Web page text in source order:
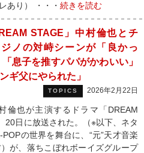
あり） ・・・ 続きを読む
STAGE」中村倫也とチ
ジノの対峙シーンが「良かっ
「息子を推すパパがかわいい」
ンギ父にやられた」
TOPICS 2026年2月22日
倫也が主演するドラマ「DREAM
20日に放送された。（※以下、ネタ
の世界を舞台に、“元”天才音楽
が、落ちこぼれボーイズグループ